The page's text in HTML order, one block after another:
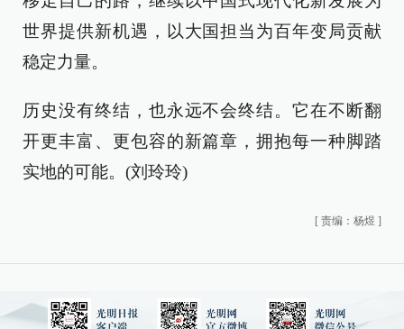
世界提供新机遇，以大国担当为百年变局贡献
稳定力量。
历史没有终结，也永远不会终结。它在不断翻
开更丰富、更包容的新篇章，拥抱每一种脚踏
实地的可能。(刘玲玲)
[ 责编：杨煜 ]